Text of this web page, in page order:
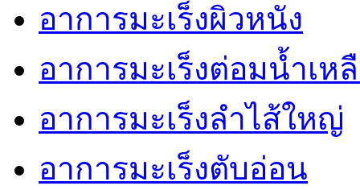
อาการมะเร็งผิวหนัง
อาการมะเร็งต่อมน้ำเห
อาการมะเร็งลำไส้ใหญ่
อาการมะเร็งตับอ่อน